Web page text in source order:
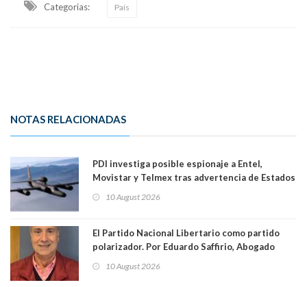
Categorias: País
NOTAS RELACIONADAS
PDI investiga posible espionaje a Entel,
Movistar y Telmex tras advertencia de Estados
10 August 2026
El Partido Nacional Libertario como partido
polarizador. Por Eduardo Saffirio, Abogado
10 August 2026